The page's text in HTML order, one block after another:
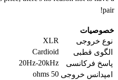
pair!
خصوصیات
نوع خروجی
XLR
الگوی قطبی
Cardioid
پاسخ فرکانسی
20Hz-20kHz
امپدانس خروجی 50 ohms